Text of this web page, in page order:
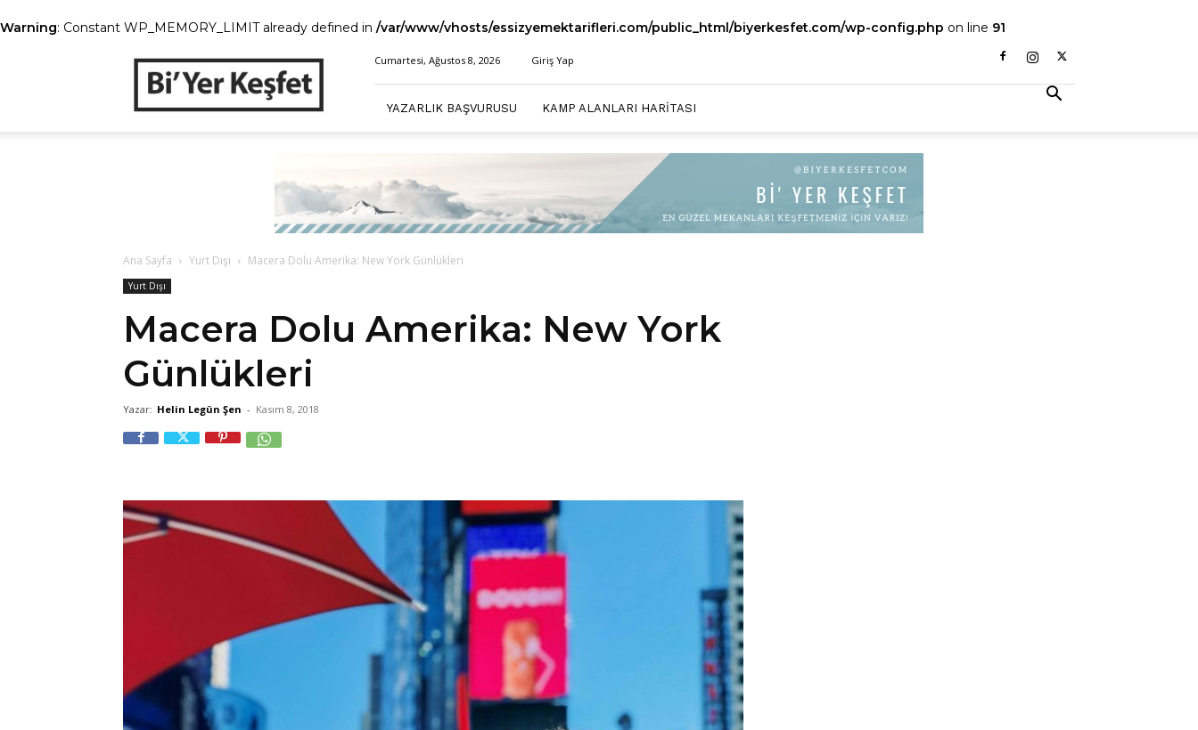
Warning: Constant WP_MEMORY_LIMIT already defined in /var/www/vhosts/essizyemektarifleri.com/public_html/biyerkesfet.com/wp-config.php on line 91
Keşfet
Cumartesi, Ağustos 8, 2026 Giriş Yap
YAZARLIK BAŞVURUSU KAMP ALANLARI HARITASI
Ana Sayfa Yurt Dışı Macera Dolu Amerika: New York Günlükleri
Yurt Dışı
Macera Dolu Amerika: New York
Günlükleri
Yazar: Helin Legün Şen - Kasım 8, 2018